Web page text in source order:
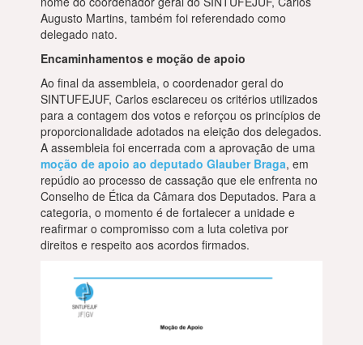
Augusto Martins, também foi referendado como
delegado nato.
Encaminhamentos e moção de apoio
Ao final da assembleia, o coordenador geral do
SINTUFEJUF, Carlos esclareceu os critérios utilizados
para a contagem dos votos e reforçou os princípios de
proporcionalidade adotados na eleição dos delegados.
A assembleia foi encerrada com a aprovação de uma
moção de apoio ao deputado Glauber Braga, em
repúdio ao processo de cassação que ele enfrenta no
Conselho de Ética da Câmara dos Deputados. Para a
categoria, o momento é de fortalecer a unidade e
reafirmar o compromisso com a luta coletiva por
direitos e respeito aos acordos firmados.